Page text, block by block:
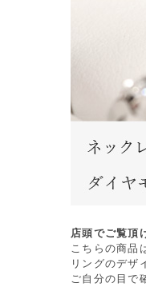
店頭でご覧頂
こちらの商品
リングのデザ
ご自分の目で